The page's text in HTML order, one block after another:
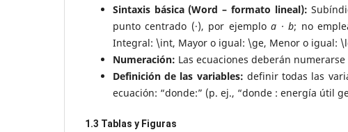
Sintaxis básica (Word – formato lineal):
punto centrado (·), por ejemploa · b; no
Integral: \int, Mayor o igual: \ge, Menor o igual:
Numeración: Las ecuaciones deberán
Definición de las variables: definir todas las
ecuación: “donde:” (p. ej., “donde : energía útil
1.3 Tablas y Figuras